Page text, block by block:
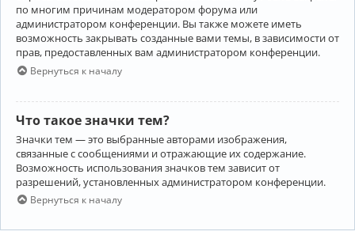
по многим причинам модератором форума или
администратором конференции. Вы также можете иметь
возможность закрывать созданные вами темы, в зависимости от
прав, предоставленных вам администратором конференции.
Вернуться к началу
Что такое значки тем?
Значки тем — это выбранные авторами изображения,
связанные с сообщениями и отражающие их содержание.
Возможность использования значков тем зависит от
разрешений, установленных администратором конференции.
Вернуться к началу